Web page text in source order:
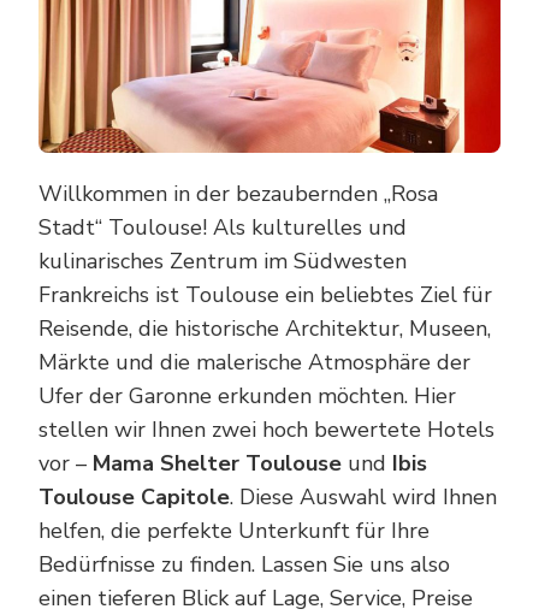
Willkommen in der bezaubernden „Rosa
Stadt“ Toulouse! Als kulturelles und
kulinarisches Zentrum im Südwesten
Frankreichs ist Toulouse ein beliebtes Ziel für
Reisende, die historische Architektur, Museen,
Märkte und die malerische Atmosphäre der
Ufer der Garonne erkunden möchten. Hier
stellen wir Ihnen zwei hoch bewertete Hotels
vor – Mama Shelter Toulouse und Ibis
Toulouse Capitole. Diese Auswahl wird Ihnen
helfen, die perfekte Unterkunft für Ihre
Bedürfnisse zu finden. Lassen Sie uns also
einen tieferen Blick auf Lage, Service, Preise